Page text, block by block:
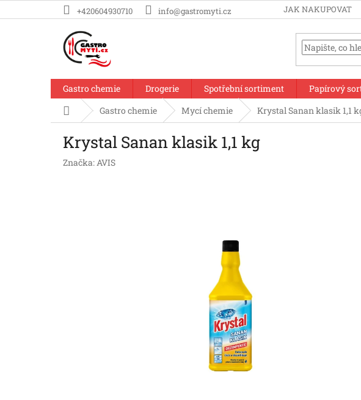
na
+420604930710 info@gastromyti.cz JAK NAKUPOVAT
Gastro chemie Drogerie Spotřební sortiment Papírový
Domů Gastro chemie Mycí chemie Krystal Sanan klasik 1,1
Krystal Sanan klasik 1,1 kg
Značka:AVIS